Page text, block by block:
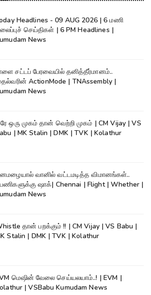
Headlines - 09 AUG 2026 | 6 மணி
செய்திகள் | 6 PM Headlines |
News
சட்டப் பேரவையில் தனித்தீர்மானம்..
ActionMode | TNAssembly |
News
ஒரு முகம் தான் வெற்றி முகம் | CM Vijay | VS
| MK Stalin | DMK | TVK | Kolathur
வானில் வட்டமடித்த விமானங்கள்..
ஷாக்| Chennai | Flight | Whether |
News
தான் பறக்கும் !! | CM Vijay | VS Babu |
Stalin | DMK | TVK | Kolathur
மெஷின் வேலை செய்யலயாம்..! | EVM |
| VSBabu Kumudam News